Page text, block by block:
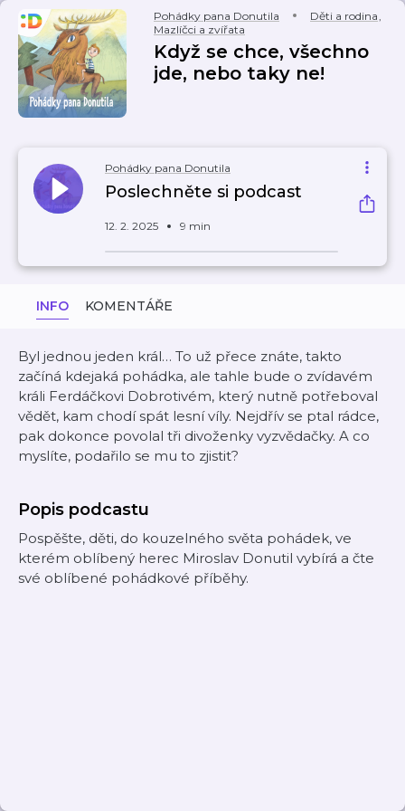
Pohádky pana Donutila Děti a rodina,
Mazlíčci a zvířata
Když se chce, všechno
jde, nebo taky ne!
Pohádky pana Donutila
Poslechněte si podcast
12. 2. 2025 9 min
INFO KOMENTÁŘE
Byl jednou jeden král… To už přece znáte, takto
začíná kdejaká pohádka, ale tahle bude o zvídavém
králi Ferdáčkovi Dobrotivém, který nutně potřeboval
vědět, kam chodí spát lesní víly. Nejdřív se ptal rádce,
pak dokonce povolal tři divoženky vyzvědačky. A co
myslíte, podařilo se mu to zjistit?
Popis podcastu
Pospěšte, děti, do kouzelného světa pohádek, ve
kterém oblíbený herec Miroslav Donutil vybírá a čte
své oblíbené pohádkové příběhy.